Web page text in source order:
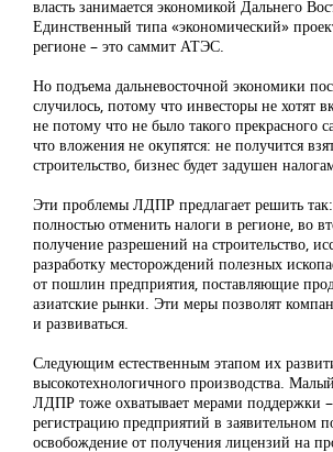
власть занимается экономикой Дальнего
Единственный типа «экономический»
регионе – это саммит АТЭС.
Но подъема дальневосточной экономики
случилось, потому что инвесторы не хотят
не потому что не было такого прекрасного
что вложения не окупятся: не получится
строительство, бизнес будет задушен
Эти проблемы ЛДПР предлагает решить
полностью отменить налоги в регионе, во
получение разрешений на строительство,
разработку месторождений полезных
от пошлин предприятия, поставляющие
азиатские рынки. Эти меры позволят
и развиваться.
Следующим естественным этапом их
высокотехнологичного производства.
ЛДПР тоже охватывает мерами поддержки –
регистрацию предприятий в заявительном
освобождение от получения лицензий на